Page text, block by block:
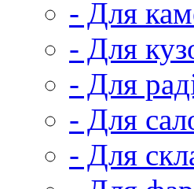
- Для
- Для
- Для
- Для
- Для